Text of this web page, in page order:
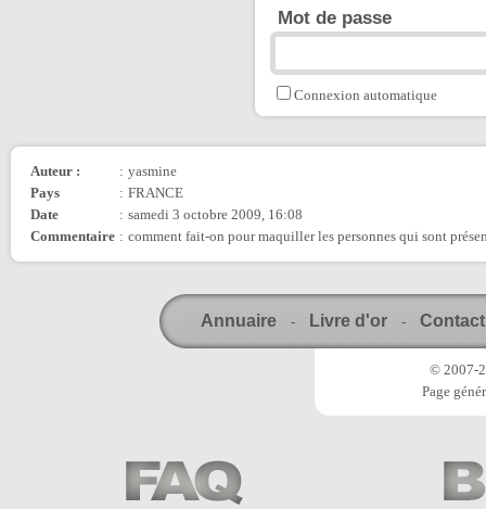
Mot de passe
Connexion automatique
Auteur : : yasmine
Pays
: FRANCE
Date
: samedi 3 octobre 2009, 16:08
Commentaire : comment fait-on pour maquiller les personnes qui sont
Annuaire - Livre d'or - Contact
© 2007-
Page